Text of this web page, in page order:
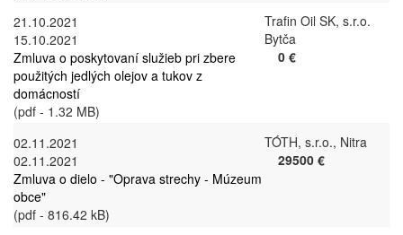
21.10.2021
15.10.2021
Zmluva o poskytovaní služieb pri zbere
použitých jedlých olejov a tukov z
domácností
(pdf - 1.32 MB)
Trafin Oil SK, s.r.o.
Bytča
0 €
02.11.2021
02.11.2021
Zmluva o dielo - "Oprava strechy - Múzeum
obce"
(pdf - 816.42 kB)
TÓTH, s.r.o., Nitra
29500 €